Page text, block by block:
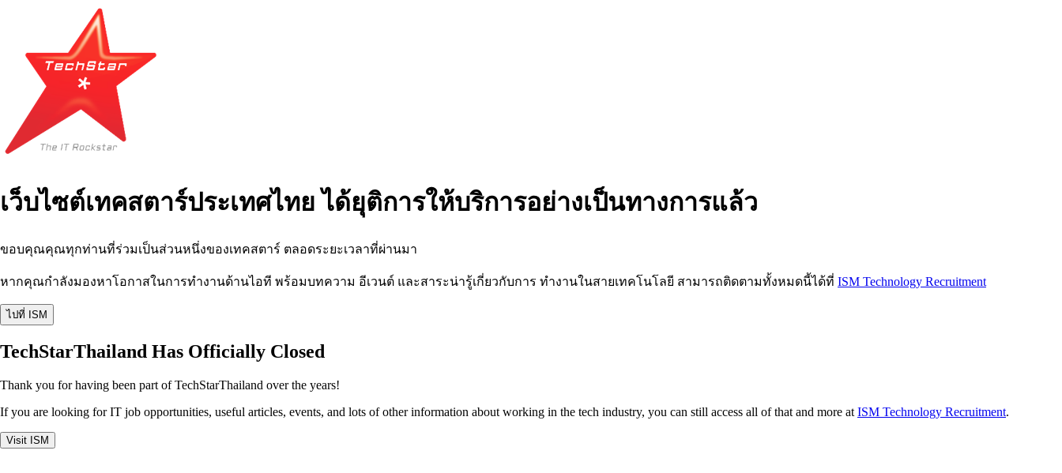
เว็บไซต์เทคสตาร์ประเทศไทย ได้ยุติการให้บริการอย่างเป็นทางการแล้ว
ขอบคุณคุณทุกท่านที่ร่วมเป็นส่วนหนึ่งของเทคสตาร์ ตลอดระยะเวลาที่ผ่านมา
หากคุณกำลังมองหาโอกาสในการทำงานด้านไอที พร้อมบทความ อีเวนต์ และสาระน่ารู้เกี่ยวกับการ ทำงานในสายเทคโนโลยี สามารถติดตามทั้งหมดนี้ได้ที่ ISM Technology Recruitment
ไปที่ ISM
TechStarThailand Has Officially Closed
Thank you for having been part of TechStarThailand over the years!
If you are looking for IT job opportunities, useful articles, events, and lots of other information about working in the tech industry, you can still access all of that and more at ISM Technology Recruitment.
Visit ISM